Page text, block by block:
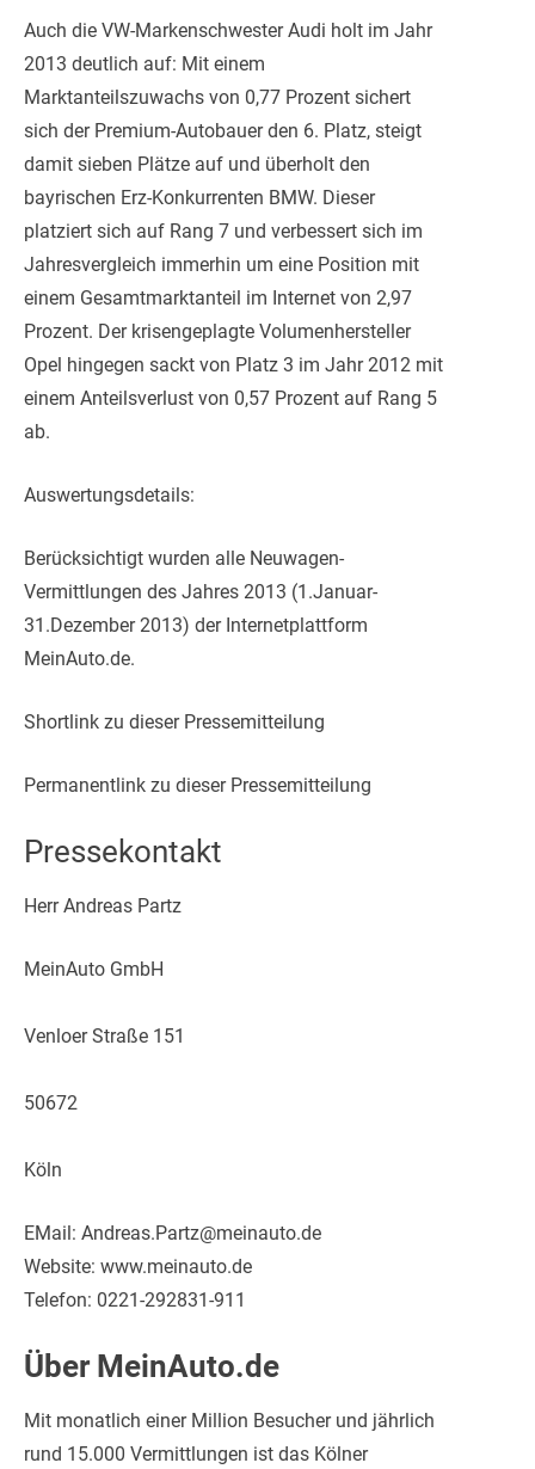
Auch die VW-Markenschwester Audi holt im Jahr
2013 deutlich auf: Mit einem
Marktanteilszuwachs von 0,77 Prozent sichert
sich der Premium-Autobauer den 6. Platz, steigt
damit sieben Plätze auf und überholt den
bayrischen Erz-Konkurrenten BMW. Dieser
platziert sich auf Rang 7 und verbessert sich im
Jahresvergleich immerhin um eine Position mit
einem Gesamtmarktanteil im Internet von 2,97
Prozent. Der krisengeplagte Volumenhersteller
Opel hingegen sackt von Platz 3 im Jahr 2012 mit
einem Anteilsverlust von 0,57 Prozent auf Rang 5
ab.
Auswertungsdetails:
Berücksichtigt wurden alle Neuwagen-
Vermittlungen des Jahres 2013 (1.Januar-
31.Dezember 2013) der Internetplattform
MeinAuto.de.
Shortlink zu dieser Pressemitteilung
Permanentlink zu dieser Pressemitteilung
Pressekontakt
Herr Andreas Partz
MeinAuto GmbH
Venloer Straße 151
50672
Köln
EMail: Andreas.Partz@meinauto.de
Website: www.meinauto.de
Telefon: 0221-292831-911
Über MeinAuto.de
Mit monatlich einer Million Besucher und jährlich
rund 15.000 Vermittlungen ist das Kölner